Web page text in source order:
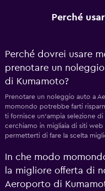
Perché
Perché dovrei usare
prenotare un
di Kumamoto?
Prenotare un noleggio auto a
momondo potrebbe farti
ti fornisce un'ampia selezione
cerchiamo in migliaia di siti
permetterti di fare la scelta
In che modo
la migliore offerta di
Aeroporto di